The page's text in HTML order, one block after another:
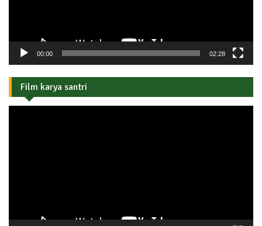
00:00 02:28
Film karya santri